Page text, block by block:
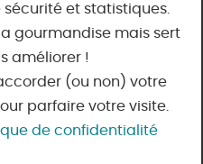
de Loire, à Meung-sur-
du centre-ville et de ses
et statistiques.
gourmandise mais sert
améliorer !
(ou non) votre
parfaire votre visite.
de confidentialité